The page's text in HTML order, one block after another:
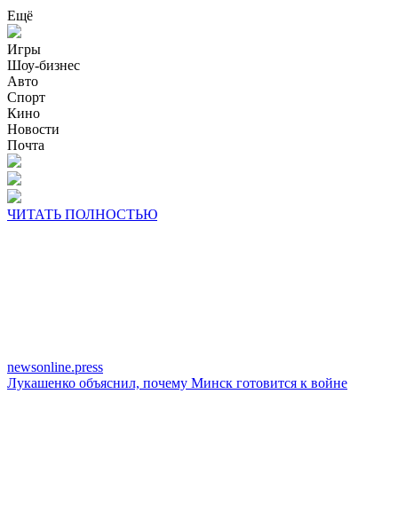
Ещё
Игры
Шоу-бизнес
Авто
Спорт
Кино
Новости
Почта
ЧИТАТЬ ПОЛНОСТЬЮ
newsonline.press
Лукашенко объяснил, почему Минск готовится к войне